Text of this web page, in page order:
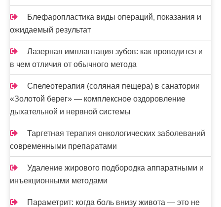
Блефаропластика виды операций, показания и
ожидаемый результат
Лазерная имплантация зубов: как проводится и
в чем отличия от обычного метода
Спелеотерапия (соляная пещера) в санатории
«Золотой берег» — комплексное оздоровление
дыхательной и нервной системы
Таргетная терапия онкологических заболеваний
современными препаратами
Удаление жирового подбородка аппаратными и
инъекционными методами
Параметрит: когда боль внизу живота — это не